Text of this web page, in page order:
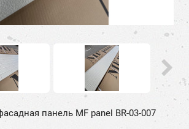
панель MF panel BR-03-007